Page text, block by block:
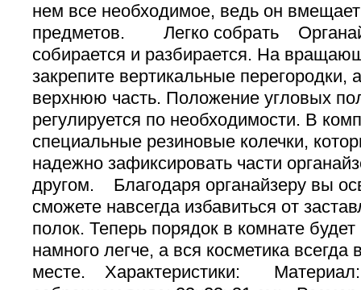
нем все необходимое, ведь он
предметов. Легко собрать
собирается и разбирается. На
закрепите вертикальные перегородки,
верхнюю часть. Положение угловых
регулируется по необходимости. В
специальные резиновые колечки,
надежно зафиксировать части
другом. Благодаря органайзеру вы
сможете навсегда избавиться от
полок. Теперь порядок в комнате
намного легче, а вся косметика всегда
месте. Характеристики: